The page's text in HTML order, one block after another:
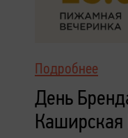
Подробнее
День
Каширская